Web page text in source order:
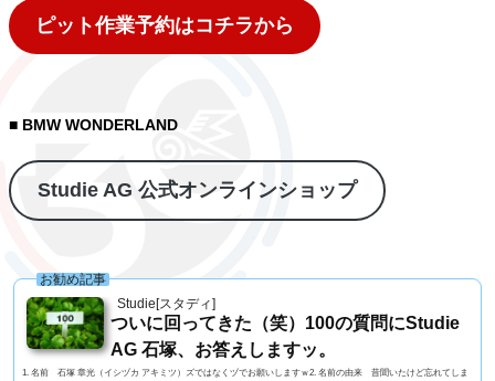
ピット作業予約はコチラから
■ BMW WONDERLAND
Studie AG 公式オンラインショップ
Studie[スタディ]
お勧め記事
ついに回ってきた（笑）100の質問にStudie
AG 石塚、お答えしますッ。
1. 名前 石塚 章光（イシヅカ アキミツ）ズではなくヅでお願いしますｗ2. 名前の由来 昔聞いたけど忘れてしま